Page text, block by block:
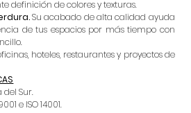
definición de colores y texturas.
Su acabado de alta calidad ayuda
de tus espacios por más tiempo con
hoteles, restaurantes y proyectos de
del Sur.
e ISO 14001.